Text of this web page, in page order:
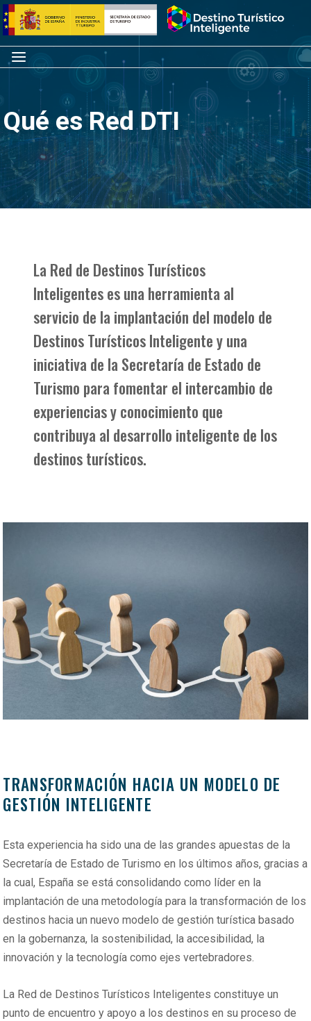
Saltar
al
contenido
Inicio
Menú
Qué es Red DTI
La Red de Destinos Turísticos
Inteligentes es una herramienta al
servicio de la implantación del modelo de
Destinos Turísticos Inteligente y una
iniciativa de la Secretaría de Estado de
Turismo para fomentar el intercambio de
experiencias y conocimiento que
contribuya al desarrollo inteligente de los
destinos turísticos.
TRANSFORMACIÓN HACIA UN MODELO DE
GESTIÓN INTELIGENTE
Esta experiencia ha sido una de las grandes apuestas de la
Secretaría de Estado de Turismo en los últimos años, gracias a
la cual, España se está consolidando como líder en la
implantación de una metodología para la transformación de los
destinos hacia un nuevo modelo de gestión turística basado
en la gobernanza, la sostenibilidad, la accesibilidad, la
innovación y la tecnología como ejes vertebradores.
La Red de Destinos Turísticos Inteligentes constituye un
punto de encuentro y apoyo a los destinos en su proceso de